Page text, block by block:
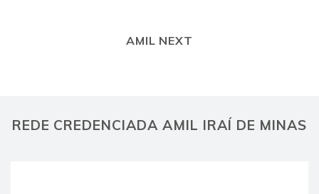
AMIL NEXT
REDE CREDENCIADA AMIL IRAÍ DE MINAS